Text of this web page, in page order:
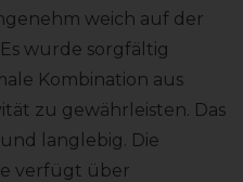
weich auf der
wurde sorgfältig
Kombination aus
zu gewährleisten. Das
langlebig. Die
verfügt über